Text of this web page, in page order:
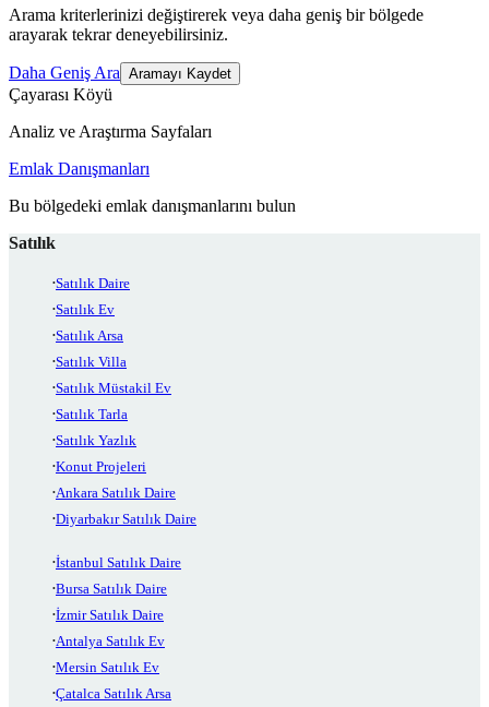
Arama kriterlerinizi değiştirerek veya daha geniş bir bölgede
arayarak tekrar deneyebilirsiniz.
Daha Geniş Ara Aramayı Kaydet
Çayarası Köyü
Analiz ve Araştırma Sayfaları
Emlak Danışmanları
Bu bölgedeki emlak danışmanlarını bulun
Satılık
Satılık Daire
Satılık Ev
Satılık Arsa
Satılık Villa
Satılık Müstakil Ev
Satılık Tarla
Satılık Yazlık
Konut Projeleri
Ankara Satılık Daire
Diyarbakır Satılık Daire
İstanbul Satılık Daire
Bursa Satılık Daire
İzmir Satılık Daire
Antalya Satılık Ev
Mersin Satılık Ev
Çatalca Satılık Arsa